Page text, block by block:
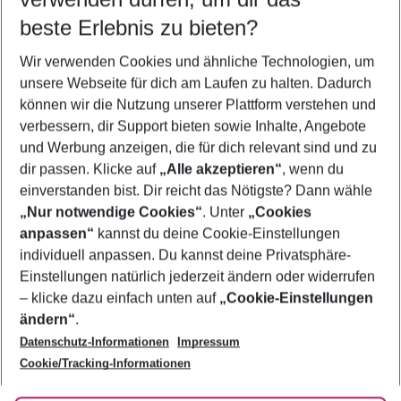
5-8 Nächte
2 Erwachsene Keine Kinder
Mehr Filter anzeigen
Footer
Footer navigation
Über uns
AGB
Bestpreisgarantie
Cookie-Einstellungen ändern
Cookie-Richtlinie
Agenturbetreuung
Barrierefreies Reisen
Folge uns
beste Erlebnis zu bieten?
Wir verwenden Cookies und ähnliche Technologien, um
unsere Webseite für dich am Laufen zu halten. Dadurch
können wir die Nutzung unserer Plattform verstehen und
verbessern, dir Support bieten sowie Inhalte, Angebote
und Werbung anzeigen, die für dich relevant sind und zu
dir passen. Klicke auf „Alle akzeptieren“, wenn du
einverstanden bist. Dir reicht das Nötigste? Dann wähle
„Nur notwendige Cookies“. Unter „Cookies
anpassen“ kannst du deine Cookie-Einstellungen
individuell anpassen. Du kannst deine Privatsphäre-
Einstellungen natürlich jederzeit ändern oder widerrufen
– klicke dazu einfach unten auf „Cookie-Einstellungen
ändern“.
Datenschutz-Informationen
Impressum
Cookie/Tracking-Informationen